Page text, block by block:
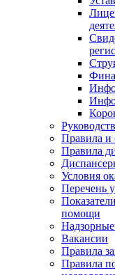
Правила и
Правила
Условия
Перечень
помощи
Вакансии
Правила
Правила